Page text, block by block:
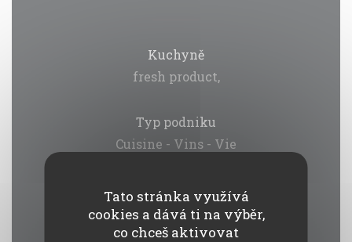
Tato stránka využívá
cookies a dává ti na výběr,
co chceš aktivovat
Kuchyně
fresh product,
Typ podniku
Cuisine - Vins - Vie
Služby
Private Hire, ,